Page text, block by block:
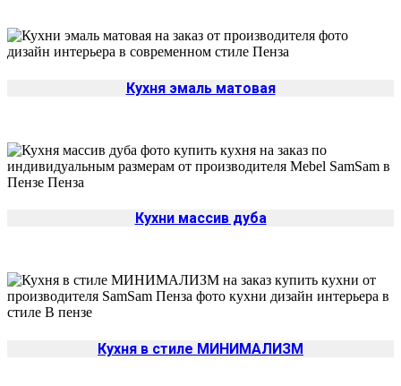
Кухня эмаль матовая
Кухни массив дуба
Кухня в стиле МИНИМАЛИЗМ